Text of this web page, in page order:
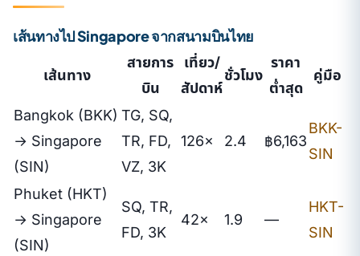
เส้นทางไป Singapore จากสนามบินไทย
เส้นทาง
สายการ
บิน
เที่ยว/
สัปดาห์
ชั่วโมง
ราคา
ต่ำสุด
คู่มือ
Bangkok (BKK)
→ Singapore
(SIN)
TG, SQ,
TR, FD,
VZ, 3K
126× 2.4 ฿6,163
BKK-
SIN
Phuket (HKT)
→ Singapore
(SIN)
SQ, TR,
FD, 3K
42× 1.9 —
HKT-
SIN